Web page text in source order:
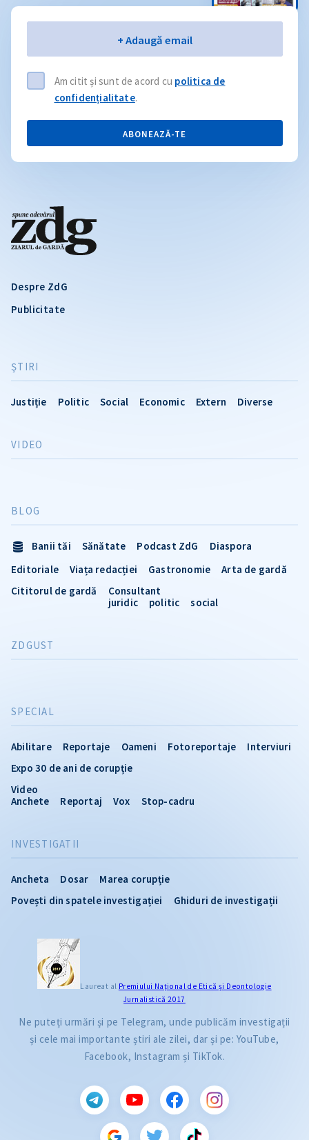
Despre ZdG
Publicitate
ŞTIRI
Justiție Politic Social Economic Extern Diverse
INVESTIGATII
Ancheta Dosar
Marea corupție
Povești din spatele investigației
Ghiduri de investigații
VIDEO
SPECIAL
Abilitare Reportaje Oameni Fotoreportaje
Interviuri
Expo 30 de ani de corupție
Video
Anchete
Reportaj Vox Stop-cadru
BLOG
Banii tăi Sănătate Podcast ZdG
Diaspora
Editoriale
Viața redacției Gastronomie
Arta de gardă
Cititorul de gardă
Consultant
juridic
politic social
ZDGUST
+ Adaugă email
Am citit și sunt de acord cu politica de
confidențialitate.
ABONEAZĂ-TE
Laureat al Premiului Naţional de Etică și Deontologie
Jurnalistică 2017
Ne puteți urmări și pe Telegram, unde publicăm investigații
și cele mai importante știri ale zilei, dar și pe: YouTube,
Facebook, Instagram și TikTok.